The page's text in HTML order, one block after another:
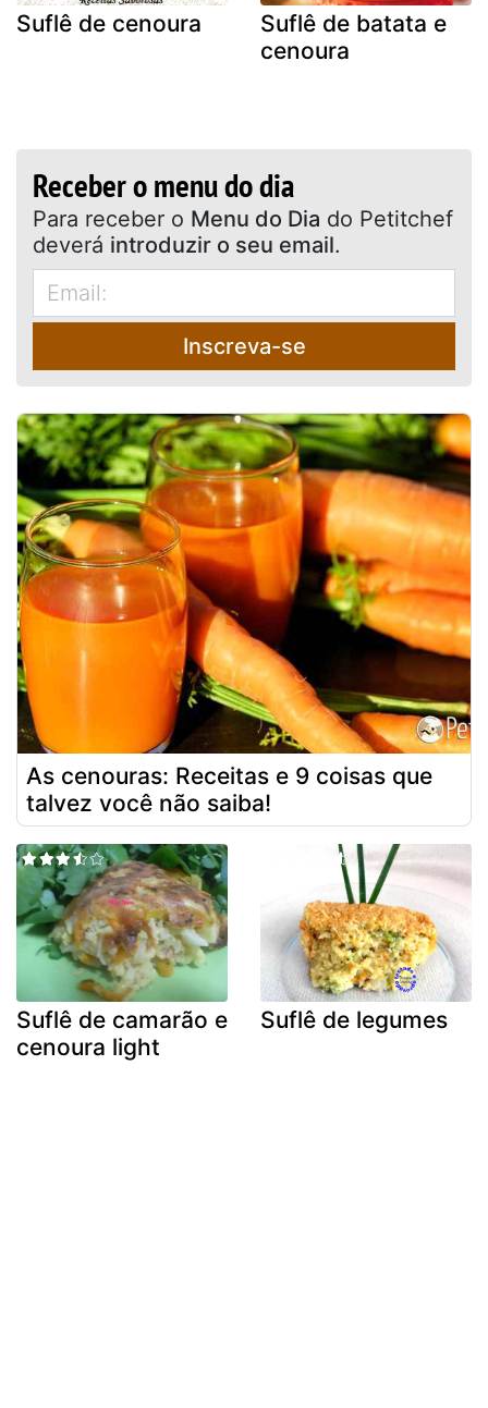
Suflê de cenoura
Suflê de batata e
cenoura
Receber o menu do dia
Para receber o Menu do Dia do Petitchef
deverá introduzir o seu email.
Inscreva-se
As cenouras: Receitas e 9 coisas que
talvez você não saiba!
Suflê de camarão e
cenoura light
Suflê de legumes